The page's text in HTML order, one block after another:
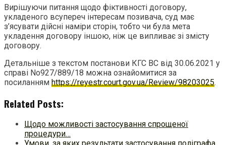
Вирішуючи питання щодо фіктивності договору,
укладеного всупереч інтересам позивача, суд має
з’ясувати дійсні наміри сторін, тобто чи була мета
укладення договору іншою, ніж це випливає зі змісту
договору.
Детальніше з текстом постанови КГС ВС від 30.06.2021 у
справі No927/889/18 можна ознайомитися за
посиланням https://reyestr.court.gov.ua/Review/98203025.
Related Posts:
Щодо можливості застосування спрощеної
процедури…